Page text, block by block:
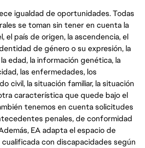
igualdad de oportunidades. Todas
se toman sin tener en cuenta la
el país de origen, la ascendencia, el
de género o su expresión, la
edad, la información genética, la
las enfermedades, los
civil, la situación familiar, la situación
característica que quede bajo el
tenemos en cuenta solicitudes
penales, de conformidad
EA adapta el espacio de
con discapacidades según